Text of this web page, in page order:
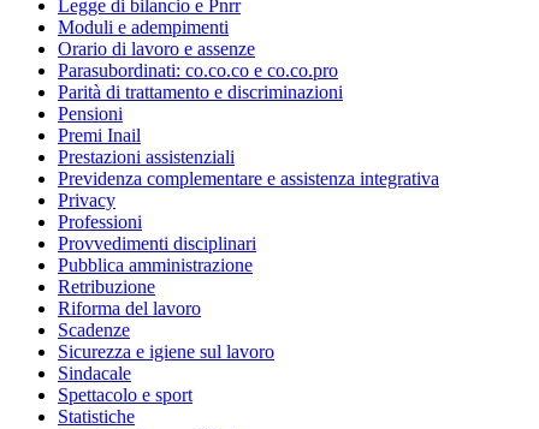
Legge di bilancio e Pnrr
Moduli e adempimenti
Orario di lavoro e assenze
Parasubordinati: co.co.co e co.co.pro
Parità di trattamento e discriminazioni
Pensioni
Premi Inail
Prestazioni assistenziali
Previdenza complementare e assistenza integrativa
Privacy
Professioni
Provvedimenti disciplinari
Pubblica amministrazione
Retribuzione
Riforma del lavoro
Scadenze
Sicurezza e igiene sul lavoro
Sindacale
Spettacolo e sport
Statistiche